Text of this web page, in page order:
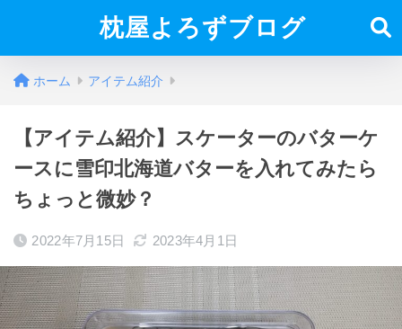
枕屋よろずブログ
ホーム アイテム紹介
【アイテム紹介】スケーターのバターケ
ースに雪印北海道バターを入れてみたら
ちょっと微妙？
2022年7月15日 2023年4月1日